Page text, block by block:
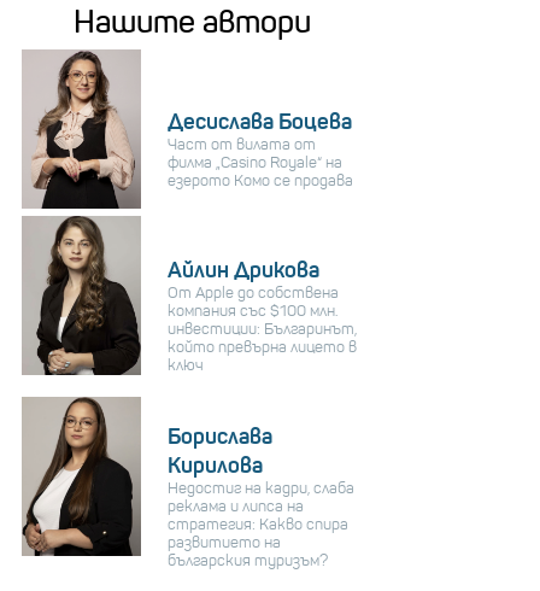
Нашите автори
Десислава Боцева
Част от вилата от
филма „Casino Royale“ на
езерото Комо се продава
Айлин Дрикова
От Apple до собствена
компания със $100 млн.
инвестиции: Българинът,
който превърна лицето в
ключ
Борислава
Кирилова
Недостиг на кадри, слаба
реклама и липса на
стратегия: Какво спира
развитието на
българския туризъм?